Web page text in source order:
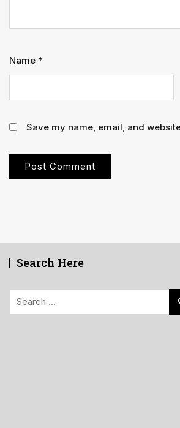
Name *
Save my name, email, and
Search Here